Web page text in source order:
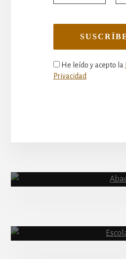
He leído y acepto la
Privacidad
Content